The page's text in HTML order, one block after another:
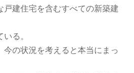
戸建住宅を含むすべての新築建
る。
今の状況を考えると本当にまっ